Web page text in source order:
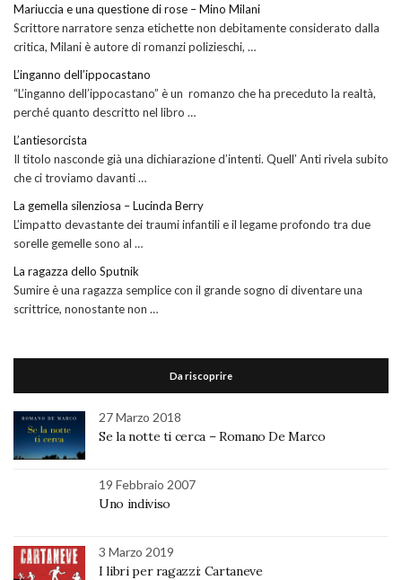
Mariuccia e una questione di rose – Mino Milani
Scrittore narratore senza etichette non debitamente considerato dalla
critica, Milani è autore di romanzi polizieschi, …
L’inganno dell’ippocastano
“L’inganno dell’ippocastano” è un romanzo che ha preceduto la realtà,
perché quanto descritto nel libro …
L’antiesorcista
Il titolo nasconde già una dichiarazione d’intenti. Quell’ Anti rivela subito
che ci troviamo davanti …
La gemella silenziosa – Lucinda Berry
L’impatto devastante dei traumi infantili e il legame profondo tra due
sorelle gemelle sono al …
La ragazza dello Sputnik
Sumire è una ragazza semplice con il grande sogno di diventare una
scrittrice, nonostante non …
Da riscoprire
27 Marzo 2018
Se la notte ti cerca – Romano De Marco
19 Febbraio 2007
Uno indiviso
3 Marzo 2019
I libri per ragazzi: Cartaneve